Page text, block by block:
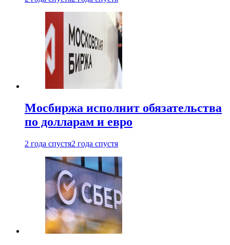
Мосбиржа исполнит обязательства
по долларам и евро
2 года спустя2 года спустя